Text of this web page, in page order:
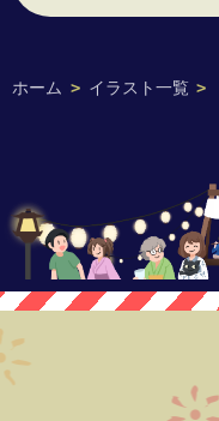
ホーム > イラスト一覧 >